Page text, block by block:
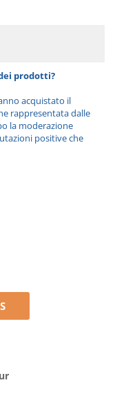
prodotti?
acquistato il
rappresentata dalle
la moderazione
positive che